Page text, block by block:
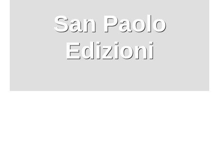
TłumaczeniaSan Paolo
Edizioni